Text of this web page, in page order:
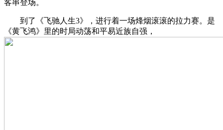
客串登场。
到了《飞驰人生3》，进行着一场烽烟滚滚的拉力赛。是
《黄飞鸿》里的时局动荡和平易近族自强，